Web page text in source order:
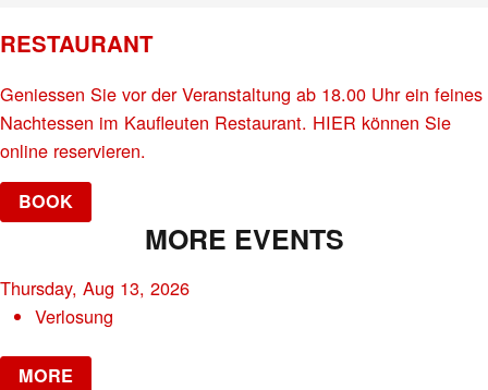
RESTAURANT
Geniessen Sie vor der Veranstaltung ab 18.00 Uhr ein feines
Nachtessen im Kaufleuten Restaurant. HIER können Sie
online reservieren.
BOOK
MORE EVENTS
Thursday, Aug 13, 2026
Verlosung
MORE